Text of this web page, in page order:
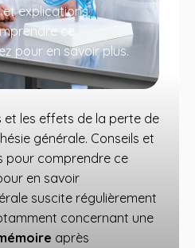
et explications
ce
pour en savoir plus.
et les effets de la perte de
générale. Conseils et
pour comprendre ce
en savoir
suscite régulièrement
concernant une
après